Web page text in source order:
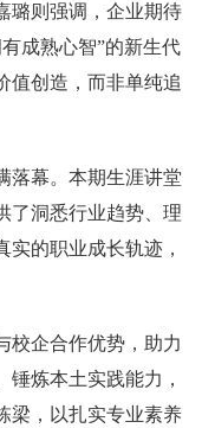
璐则强调，企业期待
成熟心智”的新生代
值创造，而非单纯追
落幕。本期生涯讲堂
了洞悉行业趋势、理
的职业成长轨迹，
校企合作优势，助力
炼本土实践能力，
梁，以扎实专业素养